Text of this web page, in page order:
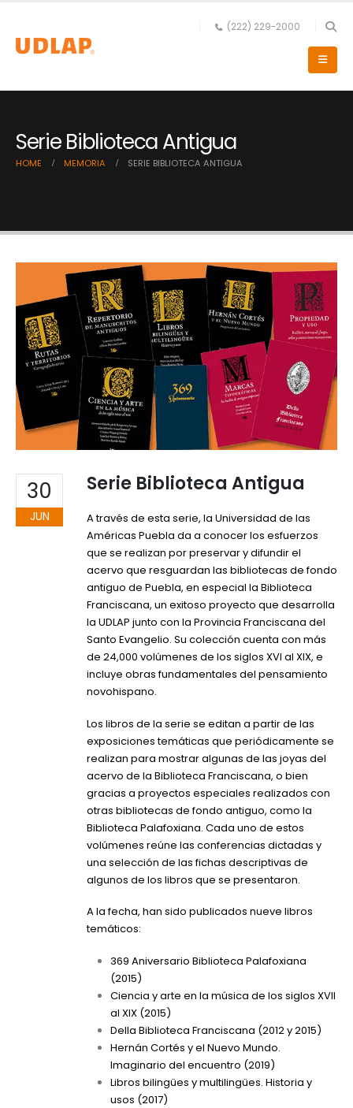
(222) 229-2000
Serie Biblioteca Antigua
HOME MEMORIA SERIE BIBLIOTECA ANTIGUA
30
JUN
Serie Biblioteca Antigua
A través de esta serie, la Universidad de las
Américas Puebla da a conocer los esfuerzos
que se realizan por preservar y difundir el
acervo que resguardan las bibliotecas de fondo
antiguo de Puebla, en especial la Biblioteca
Franciscana, un exitoso proyecto que desarrolla
la UDLAP junto con la Provincia Franciscana del
Santo Evangelio. Su colección cuenta con más
de 24,000 volúmenes de los siglos XVI al XIX, e
incluye obras fundamentales del pensamiento
novohispano.
Los libros de la serie se editan a partir de las
exposiciones temáticas que periódicamente se
realizan para mostrar algunas de las joyas del
acervo de la Biblioteca Franciscana, o bien
gracias a proyectos especiales realizados con
otras bibliotecas de fondo antiguo, como la
Biblioteca Palafoxiana. Cada uno de estos
volúmenes reúne las conferencias dictadas y
una selección de las fichas descriptivas de
algunos de los libros que se presentaron.
A la fecha, han sido publicados nueve libros
temáticos:
369 Aniversario Biblioteca Palafoxiana
(2015)
Ciencia y arte en la música de los siglos XVII
al XIX(2015)
Della Biblioteca Franciscana (2012 y 2015)
Hernán Cortés y el Nuevo Mundo.
Imaginario del encuentro (2019)
Libros bilingües y multilingües. Historia y
usos (2017)